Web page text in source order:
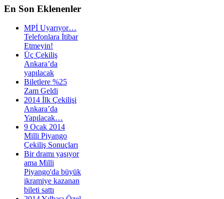
En Son Eklenenler
MPİ Uyarıyor…
Telefonlara İtibar
Etmeyin!
Üç Çekiliş
Ankara’da
yapılacak
Biletlere %25
Zam Geldi
2014 İlk Çekilişi
Ankara’da
Yapılacak…
9 Ocak 2014
Milli Piyango
Çekiliş Sonuçları
Bir dramı yaşıyor
ama Milli
Piyango'da büyük
ikramiye kazanan
bileti sattı